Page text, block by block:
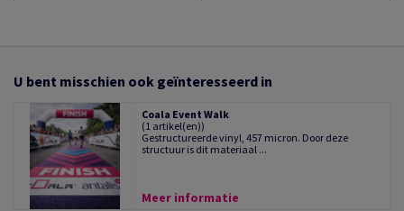
U bent misschien ook geïnteresseerd in
Coala Event Walk
(1 artikel(en))
Gestructureerde vinyl, 457 micron. Door deze
structuur is dit materiaal ...
Meer informatie